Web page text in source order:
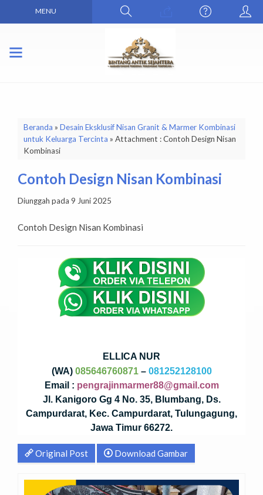
MENU
Beranda » Desain Eksklusif Nisan Granit & Marmer Kombinasi
untuk Keluarga Tercinta » Attachment : Contoh Design Nisan
Kombinasi
Contoh Design Nisan Kombinasi
Diunggah pada 9 Juni 2025
Contoh Design Nisan Kombinasi
ELLICA NUR
(WA) 085646760871– 081252128100
Email : pengrajinmarmer88@gmail.com
Jl. Kanigoro Gg 4 No. 35, Blumbang, Ds.
Campurdarat, Kec. Campurdarat, Tulungagung,
Jawa Timur 66272.
Original Post Download Gambar